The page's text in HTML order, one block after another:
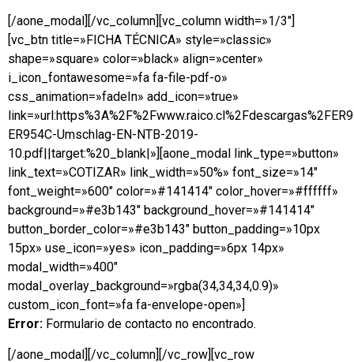
[/aone_modal][/vc_column][vc_column width=»1/3″]
[vc_btn title=»FICHA TÉCNICA» style=»classic»
shape=»square» color=»black» align=»center»
i_icon_fontawesome=»fa fa-file-pdf-o»
css_animation=»fadeIn» add_icon=»true»
ER954C-Umschlag-EN-NTB-2019-
10.pdf||target:%20_blank|»][aone_modal link_type=»button»
link_text=»COTIZAR» link_width=»50%» font_size=»14″
font_weight=»600″ color=»#141414″ color_hover=»#ffffff»
background=»#e3b143″ background_hover=»#141414″
button_border_color=»#e3b143″ button_padding=»10px
15px» use_icon=»yes» icon_padding=»6px 14px»
modal_width=»400″
modal_overlay_background=»rgba(34,34,34,0.9)»
custom_icon_font=»fa fa-envelope-open»]
Error: Formulario de contacto no encontrado.
[/aone_modal][/vc_column][/vc_row][vc_row